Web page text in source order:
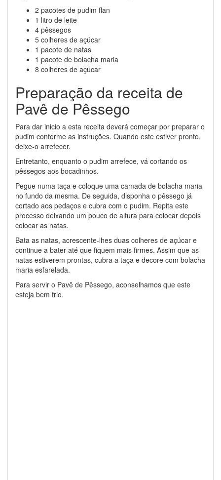
2 pacotes de pudim flan
1 litro de leite
4 pêssegos
5 colheres de açúcar
1 pacote de natas
1 pacote de bolacha maria
8 colheres de açúcar
Preparação da receita de
Pavê de Pêssego
Para dar inicio a esta receita deverá começar por preparar o
pudim conforme as instruções. Quando este estiver pronto,
deixe-o arrefecer.
Entretanto, enquanto o pudim arrefece, vá cortando os
pêssegos aos bocadinhos.
Pegue numa taça e coloque uma camada de bolacha maria
no fundo da mesma. De seguida, disponha o pêssego já
cortado aos pedaços e cubra com o pudim. Repita este
processo deixando um pouco de altura para colocar depois
colocar as natas.
Bata as natas, acrescente-lhes duas colheres de açúcar e
continue a bater até que fiquem mais firmes. Assim que as
natas estiverem prontas, cubra a taça e decore com bolacha
maria esfarelada.
Para servir o Pavê de Pêssego, aconselhamos que este
esteja bem frio.